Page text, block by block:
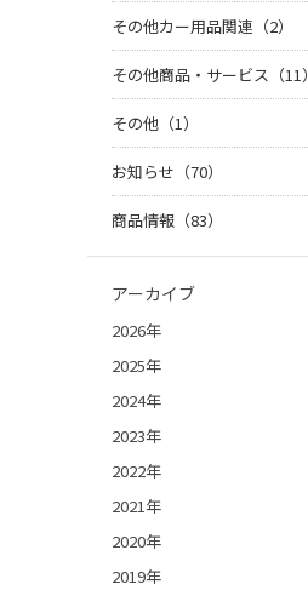
その他カー用品関連（2）
その他商品・サービス（11）
その他（1）
お知らせ（70）
商品情報（83）
アーカイブ
2026年
2025年
2024年
2023年
2022年
2021年
2020年
2019年